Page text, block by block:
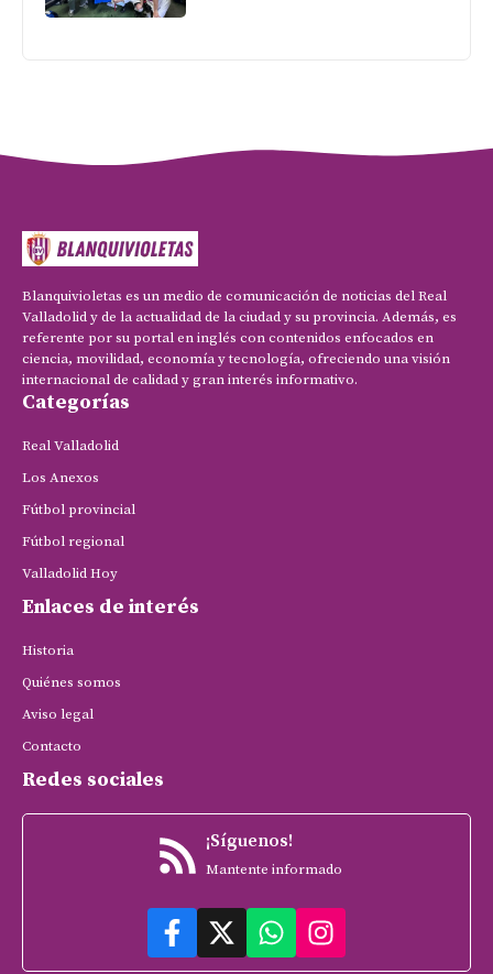
Blanquivioletas es un medio de comunicación de noticias del Real
Valladolid y de la actualidad de la ciudad y su provincia. Además, es
referente por su portal en inglés con contenidos enfocados en
ciencia, movilidad, economía y tecnología, ofreciendo una visión
internacional de calidad y gran interés informativo.
Categorías
Real Valladolid
Los Anexos
Fútbol provincial
Fútbol regional
Valladolid Hoy
Enlaces de interés
Historia
Quiénes somos
Aviso legal
Contacto
Redes sociales
¡Síguenos!
Mantente informado